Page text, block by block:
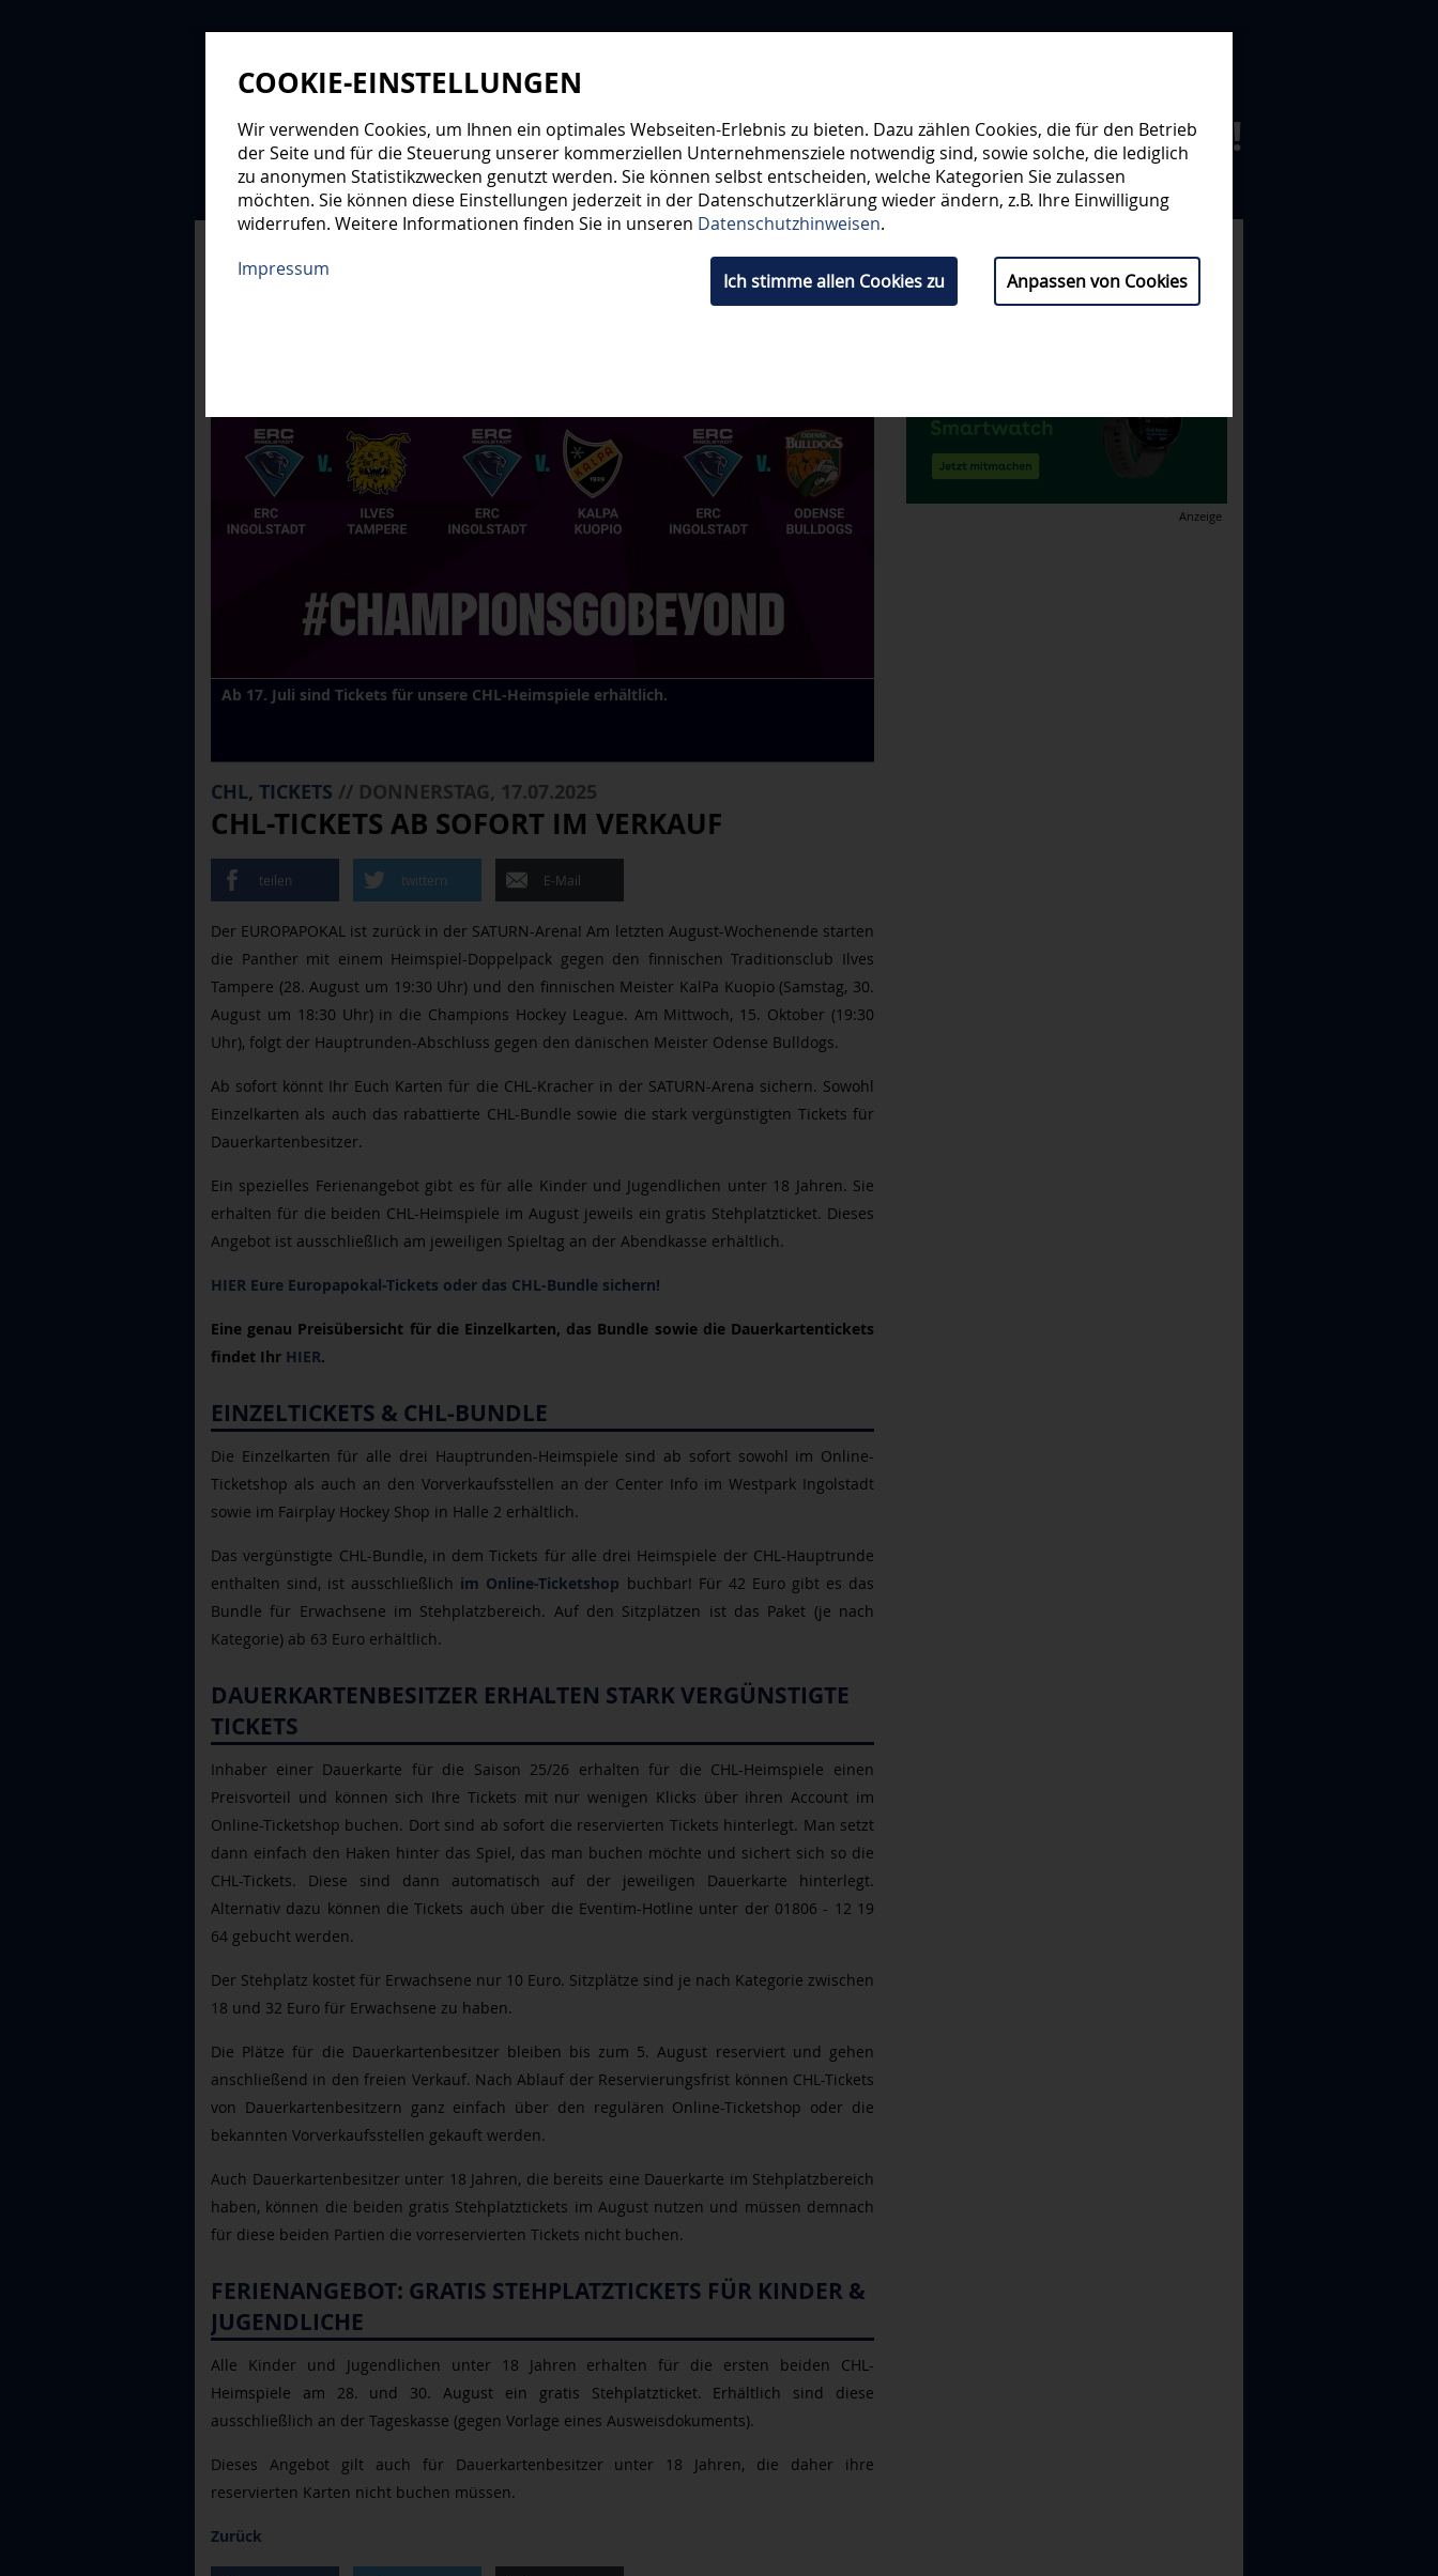
WIRSTEHEN ZUSAMMEN!
NEWS PROFIS NACHWUCHS TICKETS SHOP FANS ORGANISATION PARTNER
Ab 17. Juli sind Tickets für unsere CHL-Heimspiele erhältlich.
CHL, TICKETS // DONNERSTAG, 17.07.2025
CHL-TICKETS AB SOFORT IM VERKAUF
teilen twittern E-Mail
Der EUROPAPOKAL ist zurück in der SATURN-Arena! Am letzten August-Wochenende starten
die Panther mit einem Heimspiel-Doppelpack gegen den finnischen Traditionsclub Ilves
Tampere (28. August um 19:30 Uhr) und den finnischen Meister KalPa Kuopio (Samstag, 30.
August um 18:30 Uhr) in die Champions Hockey League. Am Mittwoch, 15. Oktober (19:30
Uhr), folgt der Hauptrunden-Abschluss gegen den dänischen Meister Odense Bulldogs.
Ab sofort könnt Ihr Euch Karten für die CHL-Kracher in der SATURN-Arena sichern. Sowohl
Einzelkarten als auch das rabattierte CHL-Bundle sowie die stark vergünstigten Tickets für
Dauerkartenbesitzer.
Ein spezielles Ferienangebot gibt es für alle Kinder und Jugendlichen unter 18 Jahren. Sie
erhalten für die beiden CHL-Heimspiele im August jeweils ein gratis Stehplatzticket. Dieses
Angebot ist ausschließlich am jeweiligen Spieltag an der Abendkasse erhältlich.
HIER Eure Europapokal-Tickets oder das CHL-Bundle sichern!
Eine genau Preisübersicht für die Einzelkarten, das Bundle sowie die Dauerkartentickets
findet Ihr HIER.
EINZELTICKETS & CHL-BUNDLE
Die Einzelkarten für alle drei Hauptrunden-Heimspiele sind ab sofort sowohl im Online-
Ticketshop als auch an den Vorverkaufsstellen an der Center Info im Westpark Ingolstadt
sowie im Fairplay Hockey Shop in Halle 2 erhältlich.
Das vergünstigte CHL-Bundle, in dem Tickets für alle drei Heimspiele der CHL-Hauptrunde
enthalten sind, ist ausschließlich im Online-Ticketshop buchbar! Für 42 Euro gibt es das
Bundle für Erwachsene im Stehplatzbereich. Auf den Sitzplätzen ist das Paket (je nach
Kategorie) ab 63 Euro erhältlich.
DAUERKARTENBESITZER ERHALTEN STARK VERGÜNSTIGTE
TICKETS
Inhaber einer Dauerkarte für die Saison 25/26 erhalten für die CHL-Heimspiele einen
Preisvorteil und können sich Ihre Tickets mit nur wenigen Klicks über ihren Account im
Online-Ticketshop buchen. Dort sind ab sofort die reservierten Tickets hinterlegt. Man setzt
dann einfach den Haken hinter das Spiel, das man buchen möchte und sichert sich so die
CHL-Tickets. Diese sind dann automatisch auf der jeweiligen Dauerkarte hinterlegt.
Alternativ dazu können die Tickets auch über die Eventim-Hotline unter der 01806 - 12 19
64 gebucht werden.
Der Stehplatz kostet für Erwachsene nur 10 Euro. Sitzplätze sind je nach Kategorie zwischen
18 und 32 Euro für Erwachsene zu haben.
Die Plätze für die Dauerkartenbesitzer bleiben bis zum 5. August reserviert und gehen
anschließend in den freien Verkauf. Nach Ablauf der Reservierungsfrist können CHL-Tickets
von Dauerkartenbesitzern ganz einfach über den regulären Online-Ticketshop oder die
bekannten Vorverkaufsstellen gekauft werden.
Auch Dauerkartenbesitzer unter 18 Jahren, die bereits eine Dauerkarte im Stehplatzbereich
haben, können die beiden gratis Stehplatztickets im August nutzen und müssen demnach
für diese beiden Partien die vorreservierten Tickets nicht buchen.
FERIENANGEBOT: GRATIS STEHPLATZTICKETS FÜR KINDER &
JUGENDLICHE
Alle Kinder und Jugendlichen unter 18 Jahren erhalten für die ersten beiden CHL-
Heimspiele am 28. und 30. August ein gratis Stehplatzticket. Erhältlich sind diese
ausschließlich an der Tageskasse (gegen Vorlage eines Ausweisdokuments).
Dieses Angebot gilt auch für Dauerkartenbesitzer unter 18 Jahren, die daher ihre
reservierten Karten nicht buchen müssen.
Zurück
Anzeige
COOKIE-EINSTELLUNGEN
Wir verwenden Cookies, um Ihnen ein optimales Webseiten-Erlebnis zu bieten. Dazu zählen Cookies, die für den Betrieb
der Seite und für die Steuerung unserer kommerziellen Unternehmensziele notwendig sind, sowie solche, die lediglich
zu anonymen Statistikzwecken genutzt werden. Sie können selbst entscheiden, welche Kategorien Sie zulassen
möchten. Sie können diese Einstellungen jederzeit in der Datenschutzerklärung wieder ändern, z.B. Ihre Einwilligung
widerrufen. Weitere Informationen finden Sie in unseren Datenschutzhinweisen.
Ich stimme allen Cookies zu Anpassen von Cookies
Impressum